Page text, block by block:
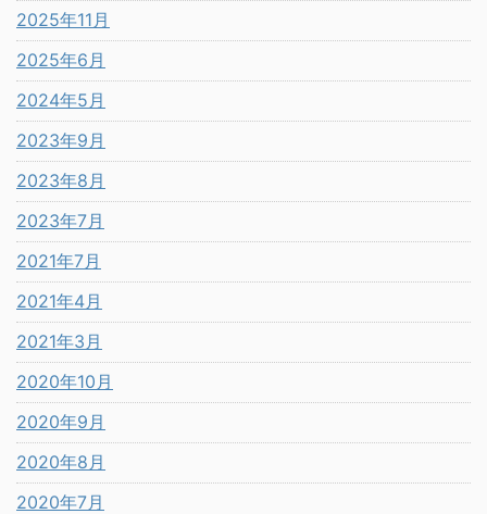
2025年11月
2025年6月
2024年5月
2023年9月
2023年8月
2023年7月
2021年7月
2021年4月
2021年3月
2020年10月
2020年9月
2020年8月
2020年7月